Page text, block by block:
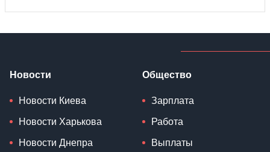
Новости
Новости Киева
Новости Харькова
Новости Днепра
Общество
Зарплата
Работа
Выплаты